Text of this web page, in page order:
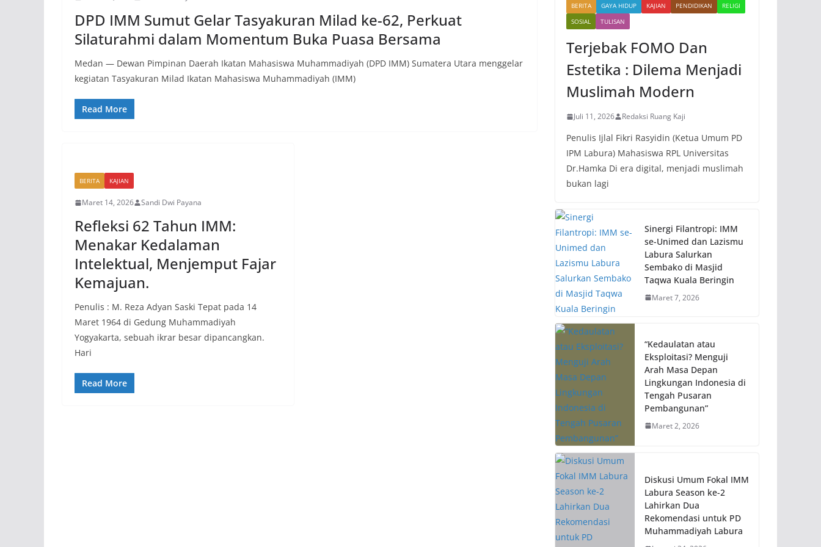
DPD IMM Sumut Gelar Tasyakuran Milad ke-62, Perkuat
Silaturahmi dalam Momentum Buka Puasa Bersama
Medan — Dewan Pimpinan Daerah Ikatan Mahasiswa Muhammadiyah (DPD IMM) Sumatera Utara menggelar
kegiatan Tasyakuran Milad Ikatan Mahasiswa Muhammadiyah (IMM)
Read More
BERITA KAJIAN
Maret 14, 2026 Sandi Dwi Payana
Refleksi 62 Tahun IMM:
Menakar Kedalaman
Intelektual, Menjemput Fajar
Kemajuan.
Penulis : M. Reza Adyan Saski Tepat pada 14
Maret 1964 di Gedung Muhammadiyah
Yogyakarta, sebuah ikrar besar dipancangkan.
Hari
Read More
BERITA GAYA HIDUP KAJIAN PENDIDIKAN
RELIGI
SOSIAL
TULISAN
Terjebak FOMO Dan
Estetika : Dilema Menjadi
Muslimah Modern
Juli 11, 2026 Redaksi Ruang Kaji
Penulis Ijlal Fikri Rasyidin (Ketua Umum PD
IPM Labura) Mahasiswa RPL Universitas
Dr.Hamka Di era digital, menjadi muslimah
bukan lagi
Sinergi Filantropi: IMM
se-Unimed dan Lazismu
Labura Salurkan
Sembako di Masjid
Taqwa Kuala Beringin
Maret 7, 2026
“Kedaulatan atau
Eksploitasi? Menguji
Arah Masa Depan
Lingkungan Indonesia di
Tengah Pusaran
Pembangunan”
Maret 2, 2026
Diskusi Umum Fokal IMM
Labura Season ke-2
Lahirkan Dua
Rekomendasi untuk PD
Muhammadiyah Labura